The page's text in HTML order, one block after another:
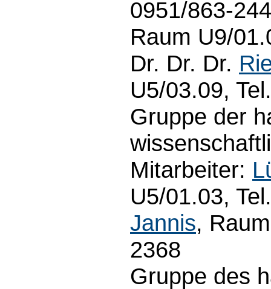
0951/863-
Raum U9/
Dr. Dr. Dr.
U5/03.09,
Gruppe der
Mitarbeiter:
U5/01.03,
Jannis,
2368
Gruppe des